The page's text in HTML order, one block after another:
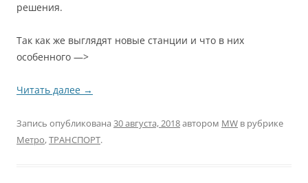
решения.
Так как же выглядят новые станции и что в них
особенного —>
Читать далее →
Запись опубликована 30 августа, 2018автором MW в рубрике
Метро,ТРАНСПОРТ.